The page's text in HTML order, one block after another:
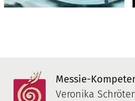
Messie-
Veronika Schröter